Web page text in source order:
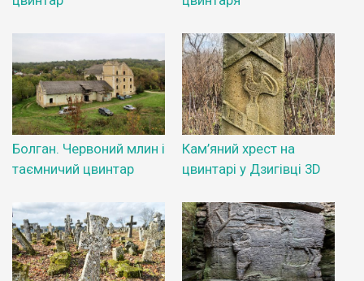
Болган. Червоний млин і
таємничий цвинтар
Кам’яний хрест на
цвинтарі у Дзигівці 3D